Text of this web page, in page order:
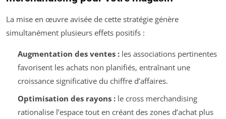
La mise en œuvre avisée de cette stratégie génère
simultanément plusieurs effets positifs :
Augmentation des ventes :les associations pertinentes
favorisent les achats non planifiés, entraînant une
croissance significative du chiffre d’affaires.
Optimisation des rayons :le cross merchandising
rationalise l’espace tout en créant des zones d’achat plus